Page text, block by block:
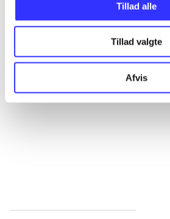
Tillad alle
Tillad valgte
Afvis
...
...